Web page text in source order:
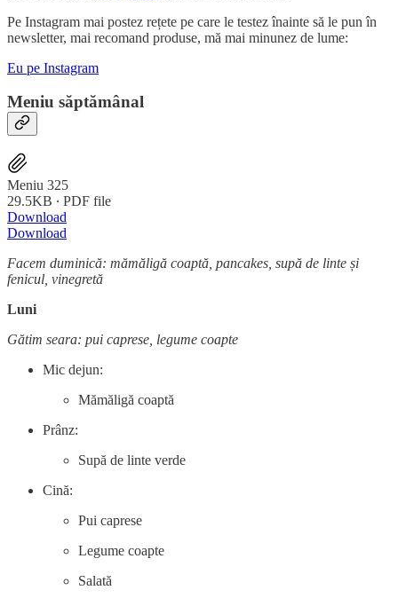
Pe Instagram mai postez rețete pe care le testez înainte să le pun în
newsletter, mai recomand produse, mă mai minunez de lume:
Eu pe Instagram
Meniu săptămânal
Meniu 325
29.5KB ∙ PDF file
Download
Download
Facem duminică: mămăligă coaptă, pancakes, supă de linte și
fenicul, vinegretă
Luni
Gătim seara: pui caprese, legume coapte
Mic dejun:
Mămăligă coaptă
Prânz:
Supă de linte verde
Cină:
Pui caprese
Legume coapte
Salată